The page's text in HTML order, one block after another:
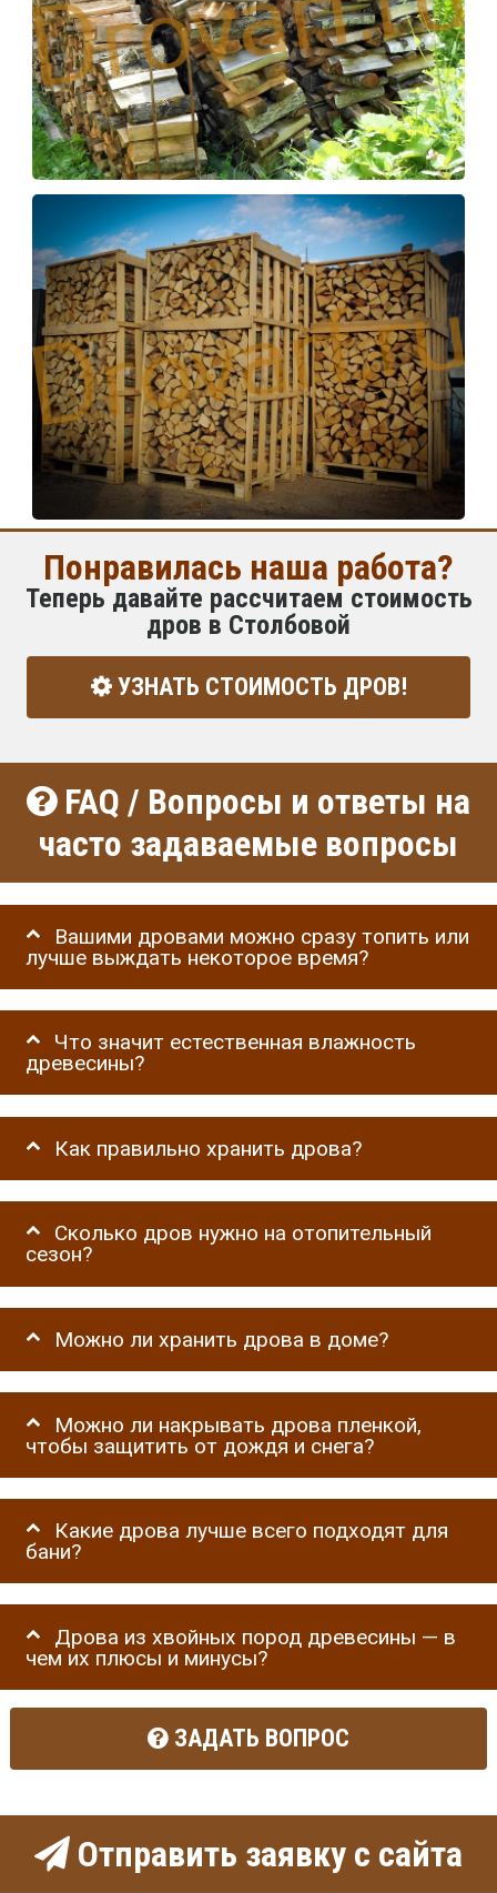
Понравилась наша работа?
Теперь давайте рассчитаем стоимость
дров в Столбовой
УЗНАТЬ СТОИМОСТЬ ДРОВ!
FAQ / Вопросы и ответы на
часто задаваемые вопросы
Вашими дровами можно сразу топить или
лучше выждать некоторое время?
Что значит естественная влажность
древесины?
Как правильно хранить дрова?
Сколько дров нужно на отопительный
сезон?
Можно ли хранить дрова в доме?
Можно ли накрывать дрова пленкой,
чтобы защитить от дождя и снега?
Какие дрова лучше всего подходят для
бани?
Дрова из хвойных пород древесины — в
чем их плюсы и минусы?
ЗАДАТЬ ВОПРОС
Отправить заявку с сайта